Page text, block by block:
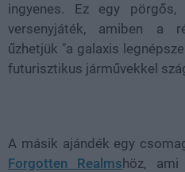
ingyenes. Ez egy
versenyjáték, amiben a
űzhetjük "a galaxis
futurisztikus járművekkel
A másik ajándék egy
Forgotten Realms höz, ami